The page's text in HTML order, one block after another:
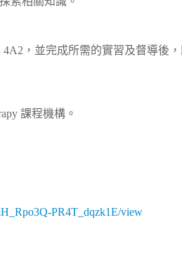
，並完成所需的實習及督導後，
課程機構。
PR4T_dqzk1E/view